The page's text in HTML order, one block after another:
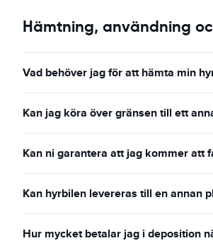
Hämtning, användning
Vad behöver jag för att hämta min
Kan jag köra över gränsen till ett
Kan ni garantera att jag kommer att
Kan hyrbilen levereras till en annan
Hur mycket betalar jag i deposition